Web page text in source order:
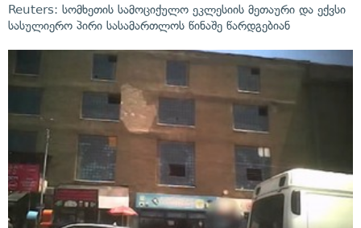
Reuters: სომხეთის სამოციქულო ეკლესიის მეთაური და ექვსი
სასულიერო პირი სასამართლოს წინაშე წარდგებიან